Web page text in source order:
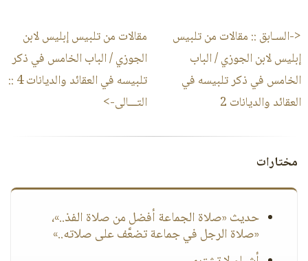
<-السـابق :: مقالات من تلبيس
إبليس لابن الجوزي / الباب
الخامس في ذكر تلبيسه في
العقائد والديانات 2
مقالات من تلبيس إبليس لابن
الجوزي / الباب الخامس في ذكر
تلبيسه في العقائد والديانات 4 ::
التـــالى->
مختارات
حديث «صلاة الجماعة أفضل من صلاة الفذ..»،
«صلاة الرجل في جماعة تضعَّف على صلاته..»